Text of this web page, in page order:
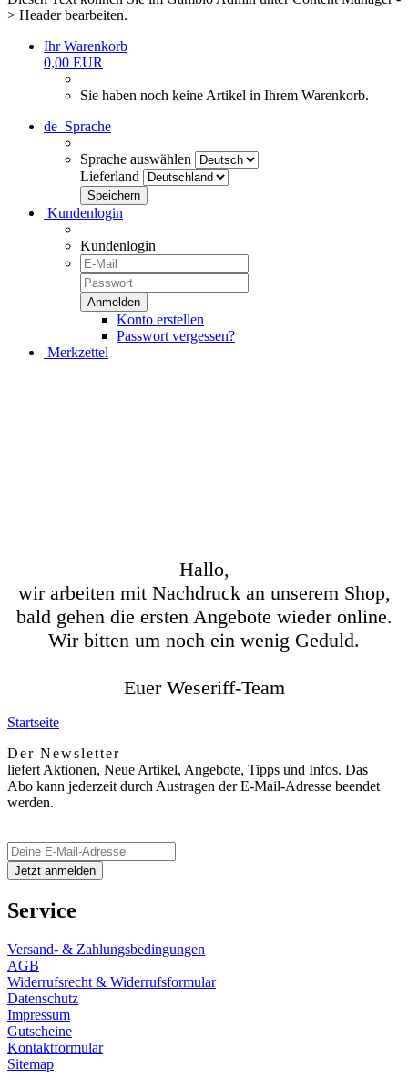
> Header bearbeiten.
Ihr Warenkorb
0,00 EUR
Sie haben noch keine Artikel in Ihrem Warenkorb.
de Sprache
Sprache auswählen
Lieferland
Kundenlogin
Kundenlogin
Konto erstellen
Passwort vergessen?
Merkzettel
Hallo,
wir arbeiten mit Nachdruck an unserem Shop,
bald gehen die ersten Angebote wieder online.
Wir bitten um noch ein wenig Geduld.
Euer Weseriff-Team
Startseite
Der Newsletter
liefert Aktionen, Neue Artikel, Angebote, Tipps und Infos. Das
Abo kann jederzeit durch Austragen der E-Mail-Adresse beendet
werden.
Service
Versand- & Zahlungsbedingungen
AGB
Widerrufsrecht & Widerrufsformular
Datenschutz
Impressum
Gutscheine
Kontaktformular
Sitemap